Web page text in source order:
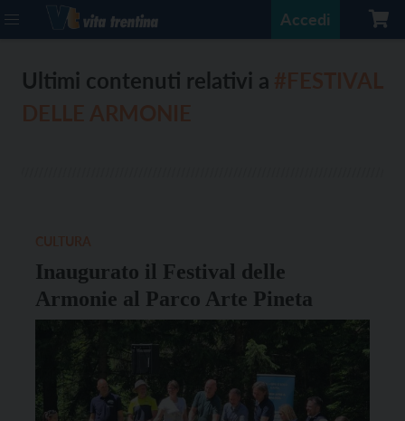
Accedi
Ultimi contenuti relativi a
Inaugurato il Festival delle
Armonie al Parco Arte Pineta